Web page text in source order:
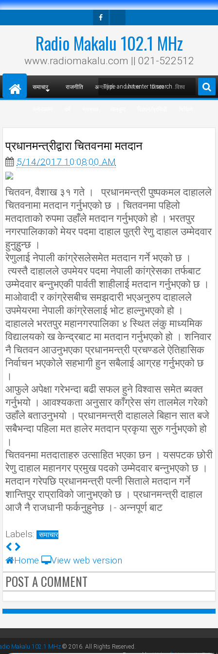
Radio Makalu 102.1 MHz
www.radiomakalu.com || 021-522512
समाचार राजनीति अन्तर्वार्ता अपराध विचार विश्व
प्रधानमन्त्रीद्वारा चितवनमा मतदान
5/14/2017 10:08:00 AM
चितवन, वैशाख ३१ गते । प्रधानमन्त्री पुष्पकमल दाहालले
चितवनामा मतदान गर्नुभएको छ । चितवनमा पहिलो
मतदाताको रुपमा उहाँले मतदान गर्नुभएको हो । भरतपुर
नगरपालिकाको मेयर पदमा दाहाल पुत्री रेणु दाहाल उम्मेदवार
हुनुहुुन्छ ।
रेणुलाई नेपाली कांग्रेसलेसमेत मतदान गर्ने भएको छ ।
त्यस्तै दाहालले उपमेयर पदमा नेपाली कांग्रेसका तर्फबाट
उम्मेदवार बन्नुभएकी पार्वती शाहीलाई मतदान गर्नुभएको छ ।
माओवादी र कांग्रेसबीच समझदारी भएअनुरुप दाहालले
उपमेयरमा नेपाली कांग्रेसलाई भोट हाल्नुभएको हो ।
दाहालले भरतपुर महानगरपालिका ४ स्थित लंकु माध्यमिक
विद्यालयको ख केन्द्रबाट मा मतदान गर्नुभएको हो । शनिवार
नै चितवन आउनुभएका प्रधानमन्त्री प्रचण्डले ऐतिहासिक
निर्वाचन भएकोले सहभागी हुन सबैलाई आग्रह गर्नुभएको छ
।
आफुले अपेक्षा गरेभन्दा बढी सफल हुने विश्वास समेत ब्यक्त
गर्नुभयो । आवश्यकता अनुसार काँग्रेस संग तालमेल गरेको
उहाँले बताउनुभयो । प्रधानमन्त्री दाहालले बिहान सात बजे
सबैभन्दा पहिला मत हालेर मतदान प्रकृया सुरु गर्नुभएको हो
।
चितवनमा मतदाताहरु उत्साहित भएका छन । यसपटक छोरी
रेणु दाहाल महानगर प्रमुख पदको उम्मेदवार बन्नुभएको छ ।
मतदान गरेपछि प्रधानमन्त्री पत्नी सिताले मतदान गर्ने
शान्तिपुर राप्राविको जानुभएको छ । प्रधानमन्त्री दाहाल
आजै नै राजधानी फर्कनुहुनेछ ।- अन्नपूर्ण बाट
Labels: समाचार
Home View web version
POST A COMMENT
Makalu 102.1 MHz © 2016. All Rights Reserved.